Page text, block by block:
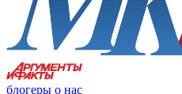
блогеры о нас